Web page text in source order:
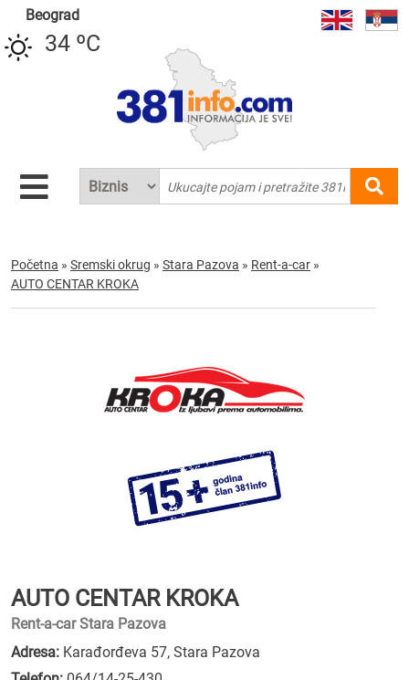
Beograd
34 ºC
Početna » Sremski okrug » Stara Pazova » Rent-a-car »
AUTO CENTAR KROKA
AUTO CENTAR KROKA
Rent-a-car Stara Pazova
Adresa: Karađorđeva 57, Stara Pazova